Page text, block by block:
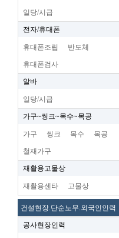
일당/시급
전자/휴대폰
휴대폰조립 반도체
휴대폰검사
알바
일당/시급
가구~씽크~목수~목공
가구 씽크 목수 목공
철재가구
재활용고물상
재활용센타 고물상
건설현장.단순노무.외국인인력
공사현장인력